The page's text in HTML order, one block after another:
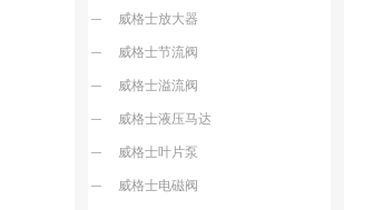
威格士放大器
威格士节流阀
威格士溢流阀
威格士液压马达
威格士叶片泵
威格士电磁阀